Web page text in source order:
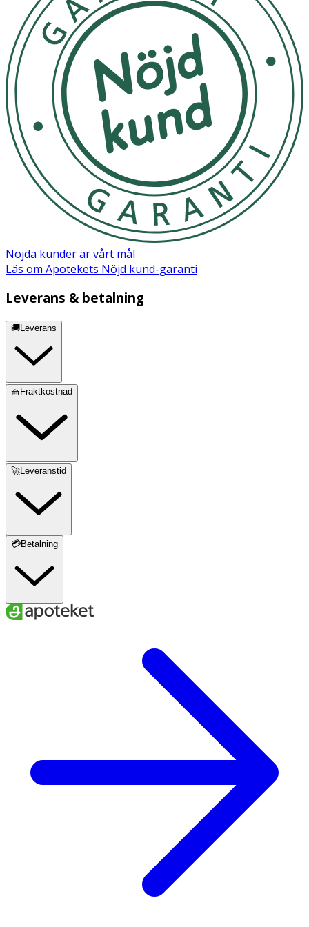
Nöjda kunder är vårt mål
Läs om Apotekets Nöjd kund-garanti
Leverans & betalning
🚚Leverans
🧺Fraktkostnad
🚀Leveranstid
💳Betalning